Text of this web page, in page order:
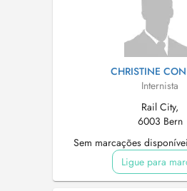
CHRISTINE
Internista
Rail City,
6003 Bern
Sem marcações
Ligue para